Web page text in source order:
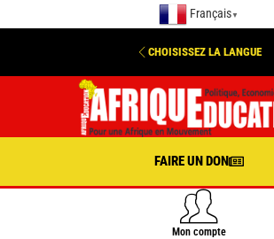
Français ▼
CHOISISSEZ LA LANGUE
FAIRE UN DON
Mon compte